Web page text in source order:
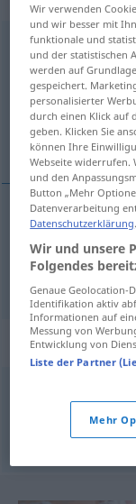
bedrücken <
Übersicht aller
(Für mehr Details
oprimir, afligir
oprimir
afligir
lasten (auf),
Wir verwenden
und wir besser mit
funktionale und
und der statistischen
werden auf
gespeichert.
personalisierter
durch einen Klick auf
geben. Klicken Sie
können Ihre
Webseite widerrufen.
und den
Button „Mehr
Datenverarbeitung
Datenschutzerklärung
Wir und unsere
Folgendes
Genaue Geolocation-
Identifikation aktiv
Informationen auf
Messung von
Entwicklung von
Liste der Partner
Mehr